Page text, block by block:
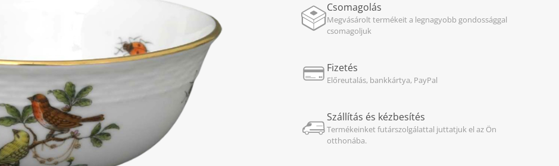
Csomagolás
Megvásárolt termékeit a legnagyobb gondossággal
csomagoljuk
Fizetés
Előreutalás, bankkártya, PayPal
Szállítás és kézbesítés
Termékeinket futárszolgálattal juttatjuk el az Ön
otthonába.